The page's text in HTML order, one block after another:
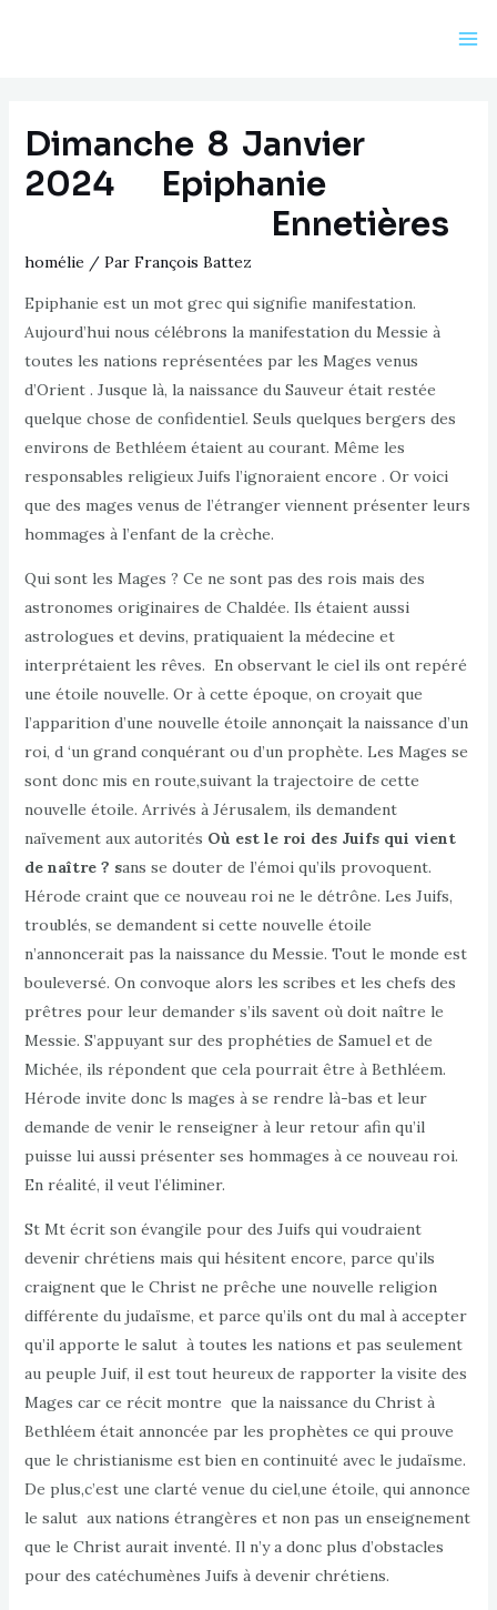
Dimanche 8 Janvier
2024 Epiphanie
Ennetières
homélie/ Par François Battez
Epiphanie est un mot grec qui signifie manifestation.
Aujourd’hui nous célébrons la manifestation du Messie à
toutes les nations représentées par les Mages venus
d’Orient . Jusque là, la naissance du Sauveur était restée
quelque chose de confidentiel. Seuls quelques bergers des
environs de Bethléem étaient au courant. Même les
responsables religieux Juifs l’ignoraient encore . Or voici
que des mages venus de l’étranger viennent présenter leurs
hommages à l’enfant de la crèche.
Qui sont les Mages ? Ce ne sont pas des rois mais des
astronomes originaires de Chaldée. Ils étaient aussi
astrologues et devins, pratiquaient la médecine et
interprétaient les rêves. En observant le ciel ils ont repéré
une étoile nouvelle. Or à cette époque, on croyait que
l’apparition d’une nouvelle étoile annonçait la naissance d’un
roi, d ‘un grand conquérant ou d’un prophète. Les Mages se
sont donc mis en route,suivant la trajectoire de cette
nouvelle étoile. Arrivés à Jérusalem, ils demandent
naïvement aux autorités Où est le roi des Juifs qui vient
de naître ? sans se douter de l’émoi qu’ils provoquent.
Hérode craint que ce nouveau roi ne le détrône. Les Juifs,
troublés, se demandent si cette nouvelle étoile
n’annoncerait pas la naissance du Messie. Tout le monde est
bouleversé. On convoque alors les scribes et les chefs des
prêtres pour leur demander s’ils savent où doit naître le
Messie. S’appuyant sur des prophéties de Samuel et de
Michée, ils répondent que cela pourrait être à Bethléem.
Hérode invite donc ls mages à se rendre là-bas et leur
demande de venir le renseigner à leur retour afin qu’il
puisse lui aussi présenter ses hommages à ce nouveau roi.
En réalité, il veut l’éliminer.
St Mt écrit son évangile pour des Juifs qui voudraient
devenir chrétiens mais qui hésitent encore, parce qu’ils
craignent que le Christ ne prêche une nouvelle religion
différente du judaïsme, et parce qu’ils ont du mal à accepter
qu’il apporte le salut à toutes les nations et pas seulement
au peuple Juif, il est tout heureux de rapporter la visite des
Mages car ce récit montre que la naissance du Christ à
Bethléem était annoncée par les prophètes ce qui prouve
que le christianisme est bien en continuité avec le judaïsme.
De plus,c’est une clarté venue du ciel,une étoile, qui annonce
le salut aux nations étrangères et non pas un enseignement
que le Christ aurait inventé. Il n’y a donc plus d’obstacles
pour des catéchumènes Juifs à devenir chrétiens.